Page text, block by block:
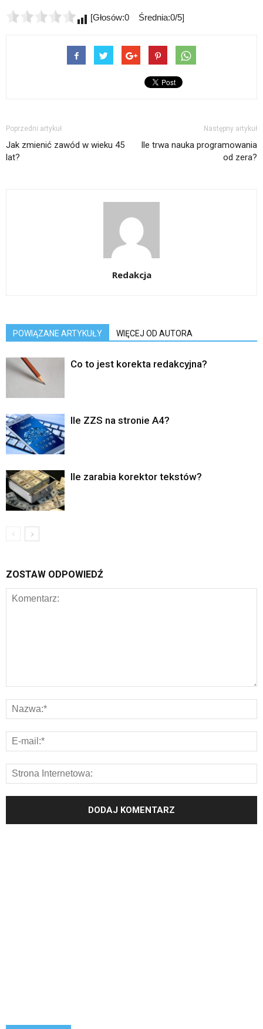
[Głosów:0 Średnia:0/5]
Poprzedni artykuł
Jak zmienić zawód w wieku 45
lat?
Następny artykuł
Ile trwa nauka programowania
od zera?
Redakcja
POWIĄZANE ARTYKUŁY WIĘCEJ OD AUTORA
Co to jest korekta redakcyjna?
Ile ZZS na stronie A4?
Ile zarabia korektor tekstów?
ZOSTAW ODPOWIEDŹ